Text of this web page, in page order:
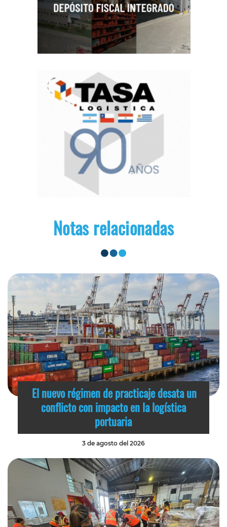
Notas relacionadas
El nuevo régimen de practicaje desata un
conflicto con impacto en la logística
portuaria
3 de agosto del 2026